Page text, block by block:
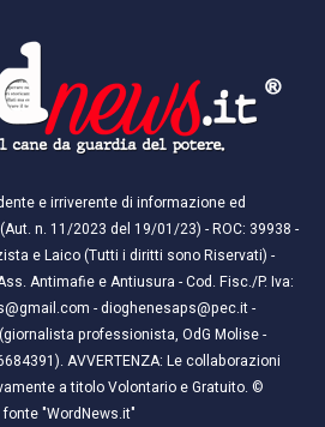
e irriverente di informazione ed
n. 11/2023 del 19/01/23) - ROC: 39938 -
e Laico (Tutti i diritti sono Riservati) -
Antimafie e Antiusura - Cod. Fisc./P. Iva:
- dioghenesaps@pec.it -
professionista, OdG Molise -
AVVERTENZA: Le collaborazioni
a titolo Volontario e Gratuito. ©
"WordNews.it"